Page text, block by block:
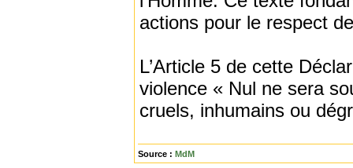
actions pour le respect
L’Article 5 de cette
violence « Nul ne sera
cruels, inhumains ou
Source : MdM